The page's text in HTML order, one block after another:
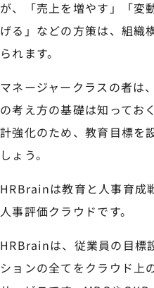
が、「売上を増やす」「変
げる」などの方策は、組織
られます。
マネージャークラスの者は
の考え方の基礎は知ってお
計強化のため、教育目標を
しょう。
HRBrainは教育と人事育成
人事評価クラウドです。
HRBrainは、従業員の目標
ションの全てをクラウド上